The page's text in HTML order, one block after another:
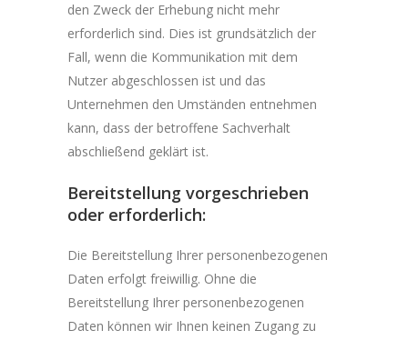
den Zweck der Erhebung nicht mehr
erforderlich sind. Dies ist grundsätzlich der
Fall, wenn die Kommunikation mit dem
Nutzer abgeschlossen ist und das
Unternehmen den Umständen entnehmen
kann, dass der betroffene Sachverhalt
abschließend geklärt ist.
Bereitstellung vorgeschrieben
oder erforderlich:
Die Bereitstellung Ihrer personenbezogenen
Daten erfolgt freiwillig. Ohne die
Bereitstellung Ihrer personenbezogenen
Daten können wir Ihnen keinen Zugang zu